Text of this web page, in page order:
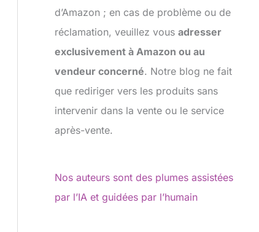
d’Amazon ; en cas de problème ou de
réclamation, veuillez vousadresser
exclusivement à Amazon ou au
vendeur concerné. Notre blog ne fait
que rediriger vers les produits sans
intervenir dans la vente ou le service
après-vente.
Nos auteurs sont des plumes assistées
par l’IA et guidées par l’humain